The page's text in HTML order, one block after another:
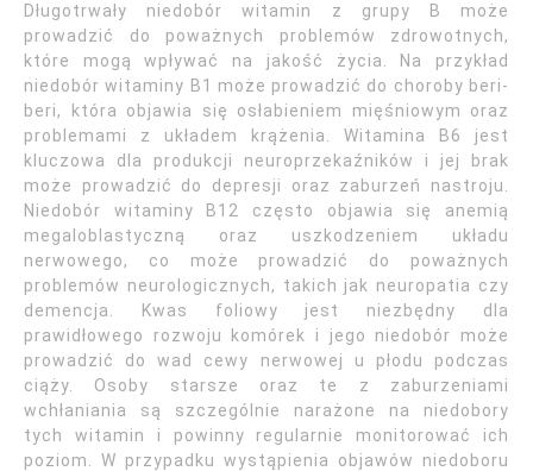
Długotrwały niedobór witamin z grupy B może
prowadzić do poważnych problemów zdrowotnych,
które mogą wpływać na jakość życia. Na przykład
niedobór witaminy B1 może prowadzić do choroby beri-
beri, która objawia się osłabieniem mięśniowym oraz
problemami z układem krążenia. Witamina B6 jest
kluczowa dla produkcji neuroprzekaźników i jej brak
może prowadzić do depresji oraz zaburzeń nastroju.
Niedobór witaminy B12 często objawia się anemią
megaloblastyczną oraz uszkodzeniem układu
nerwowego, co może prowadzić do poważnych
problemów neurologicznych, takich jak neuropatia czy
demencja. Kwas foliowy jest niezbędny dla
prawidłowego rozwoju komórek i jego niedobór może
prowadzić do wad cewy nerwowej u płodu podczas
ciąży. Osoby starsze oraz te z zaburzeniami
wchłaniania są szczególnie narażone na niedobory
tych witamin i powinny regularnie monitorować ich
poziom. W przypadku wystąpienia objawów niedoboru